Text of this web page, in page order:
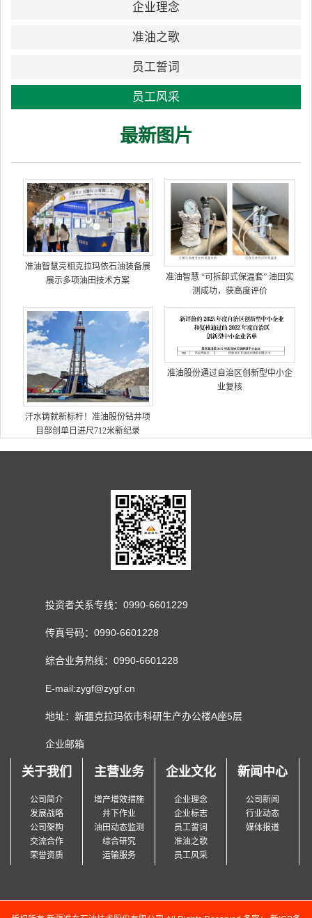
企业理念
准油之歌
员工誓词
员工风采
最新图片
准油智慧亮相克拉玛依石油装备展
展示多项油田技术方案
准油智慧 “可拆卸式保温套” 油田实
测成功，获高度评价
汗水铸就新标杆！准油股份钻井项
目部创单日进尺712米新纪录
准油股份通过自治区创新型中小企
业复核
投资者关系专线：0990-6601229
传真号码：0990-6601228
综合业务热线：0990-6601228
E-mail:zygf@zygf.cn
地址：新疆克拉玛依市科研生产办公楼A座5层
企业邮箱
关于我们
公司简介
发展战略
公司架构
交流合作
荣誉资质
主营业务
增产增效措施
井下作业
油田动态监测
综合研究
运输服务
企业文化
企业理念
企业标志
员工誓词
准油之歌
员工风采
新闻中心
公司新闻
行业动态
媒体报道